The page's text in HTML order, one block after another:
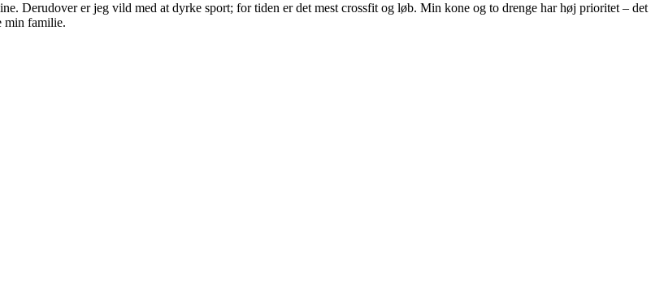
Derudover er jeg vild med at dyrke sport; for tiden er det mest crossfit og løb. Min kone og to drenge har høj prioritet – det
min familie.